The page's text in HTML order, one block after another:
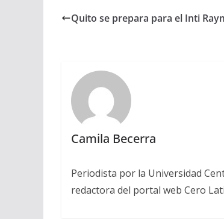
Quito se prepara para el Inti
Camila Becerra
Periodista por la Universidad
redactora del portal web Cero